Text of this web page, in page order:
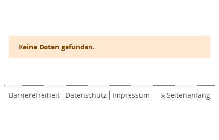
Keine Daten gefunden.
Barrierefreiheit Datenschutz Impressum Seitenanfang